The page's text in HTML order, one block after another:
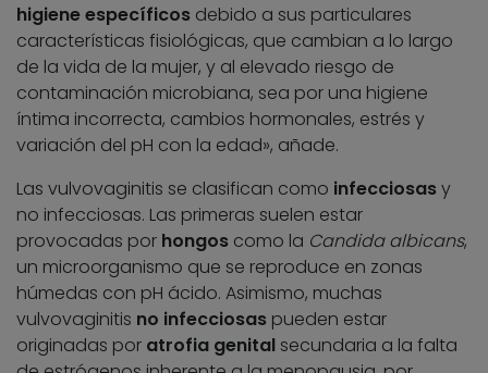
higiene específicos debido a sus particulares
características fisiológicas, que cambian a lo largo
de la vida de la mujer, y al elevado riesgo de
contaminación microbiana, sea por una higiene
íntima incorrecta, cambios hormonales, estrés y
variación del pH con la edad», añade.
Las vulvovaginitis se clasifican como infecciosasy
no infecciosas. Las primeras suelen estar
provocadas por hongos como la Candida albicans,
un microorganismo que se reproduce en zonas
húmedas con pH ácido. Asimismo, muchas
vulvovaginitis no infecciosas pueden estar
originadas por atrofia genital secundaria a la falta